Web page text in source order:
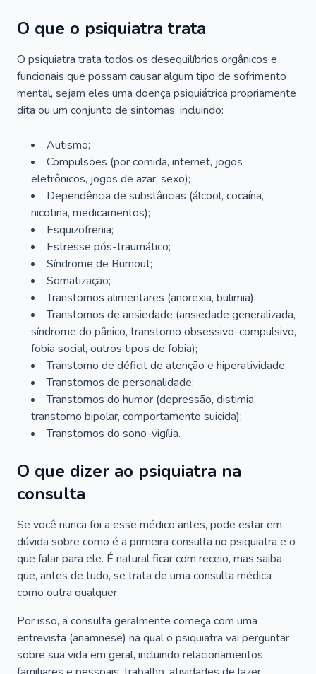
O que o psiquiatra trata
O psiquiatra trata todos os desequilíbrios orgânicos e
funcionais que possam causar algum tipo de sofrimento
mental, sejam eles uma doença psiquiátrica propriamente
dita ou um conjunto de sintomas, incluindo:
Autismo;
Compulsões (por comida, internet, jogos
eletrônicos, jogos de azar, sexo);
Dependência de substâncias (álcool, cocaína,
nicotina, medicamentos);
Esquizofrenia;
Estresse pós-traumático;
Síndrome de Burnout;
Somatização;
Transtornos alimentares (anorexia, bulimia);
Transtornos de ansiedade (ansiedade generalizada,
síndrome do pânico, transtorno obsessivo-compulsivo,
fobia social, outros tipos de fobia);
Transtorno de déficit de atenção e hiperatividade;
Transtornos de personalidade;
Transtornos do humor (depressão, distimia,
transtorno bipolar, comportamento suicida);
Transtornos do sono-vigília.
O que dizer ao psiquiatra na
consulta
Se você nunca foi a esse médico antes, pode estar em
dúvida sobre como é a primeira consulta no psiquiatra e o
que falar para ele. É natural ficar com receio, mas saiba
que, antes de tudo, se trata de uma consulta médica
como outra qualquer.
Por isso, a consulta geralmente começa com uma
entrevista (anamnese) na qual o psiquiatra vai perguntar
sobre sua vida em geral, incluindo relacionamentos